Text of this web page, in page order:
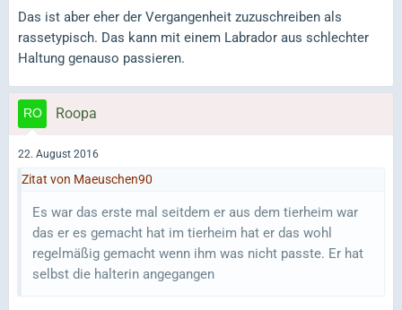
Das ist aber eher der Vergangenheit zuzuschreiben als
rassetypisch. Das kann mit einem Labrador aus schlechter
Haltung genauso passieren.
Roopa
22. August 2016
Zitat von Maeuschen90
Es war das erste mal seitdem er aus dem tierheim war
das er es gemacht hat im tierheim hat er das wohl
regelmäßig gemacht wenn ihm was nicht passte. Er hat
selbst die halterin angegangen